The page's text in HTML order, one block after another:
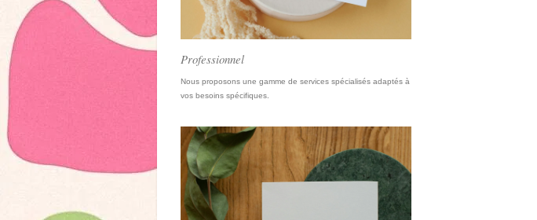
Professionnel
Nous proposons une gamme de services spécialisés adaptés à
vos besoins spécifiques.